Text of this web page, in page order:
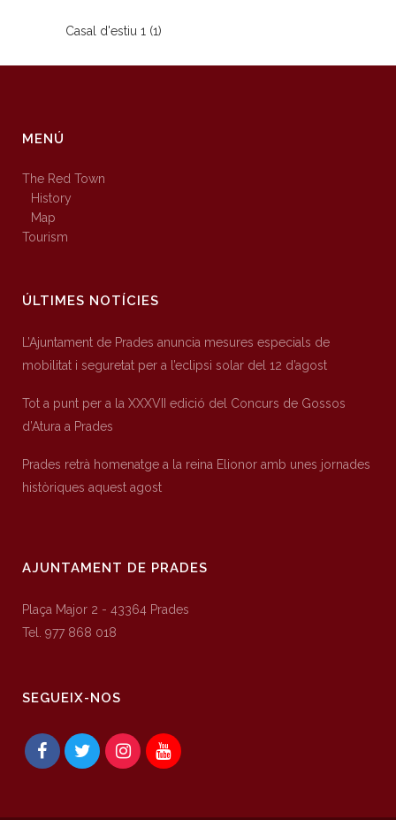
Casal d'estiu 1 (1)
MENÚ
The Red Town
History
Map
Tourism
ÚLTIMES NOTÍCIES
L’Ajuntament de Prades anuncia mesures especials de
mobilitat i seguretat per a l’eclipsi solar del 12 d’agost
Tot a punt per a la XXXVII edició del Concurs de Gossos
d’Atura a Prades
Prades retrà homenatge a la reina Elionor amb unes jornades
històriques aquest agost
AJUNTAMENT DE PRADES
Plaça Major 2 - 43364 Prades
Tel. 977 868 018
SEGUEIX-NOS